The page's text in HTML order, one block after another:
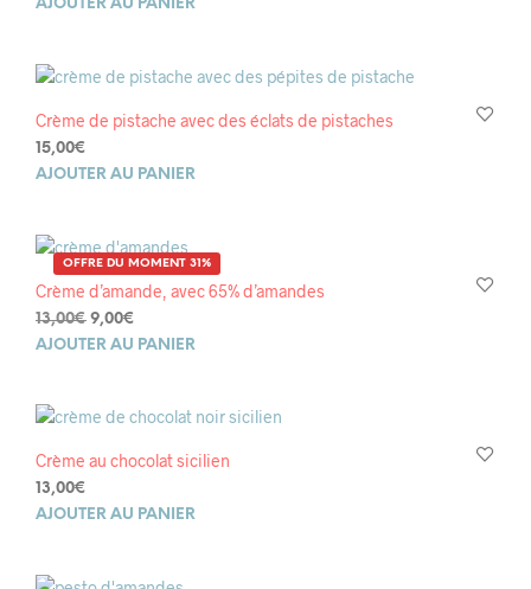
AJOUTER AU PANIER
Crème de pistache avec des éclats de pistaches
15,00€
AJOUTER AU PANIER
OFFRE DU MOMENT 31%
Crème d’amande, avec 65% d’amandes
13,00€ Le
prix
13,00€.
9,00€
prix
9,00€.
AJOUTER AU PANIER
Crème au chocolat sicilien
13,00€
AJOUTER AU PANIER